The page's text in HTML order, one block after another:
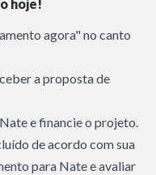
hoje!
agora" no canto
a proposta de
e financie o projeto.
de acordo com sua
para Nate e avaliar